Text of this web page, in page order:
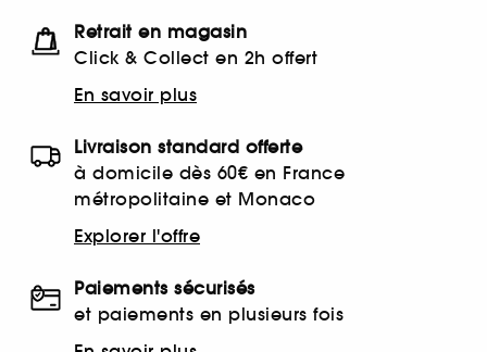
Retrait en magasin
Click & Collect en 2h offert
En savoir plus
Livraison standard offerte
à domicile dès 60€ en France
métropolitaine et Monaco
Explorer l'offre
Paiements sécurisés
et paiements en plusieurs fois